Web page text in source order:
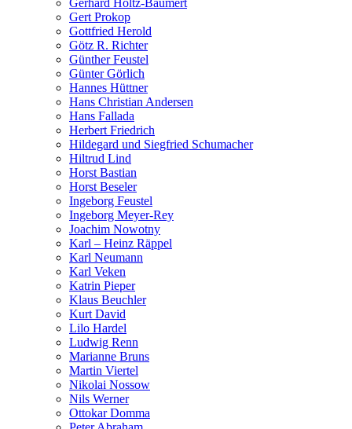
Gerhard Holtz-Baumert
Gert Prokop
Gottfried Herold
Götz R. Richter
Günther Feustel
Günter Görlich
Hannes Hüttner
Hans Christian Andersen
Hans Fallada
Herbert Friedrich
Hildegard und Siegfried Schumacher
Hiltrud Lind
Horst Bastian
Horst Beseler
Ingeborg Feustel
Ingeborg Meyer-Rey
Joachim Nowotny
Karl – Heinz Räppel
Karl Neumann
Karl Veken
Katrin Pieper
Klaus Beuchler
Kurt David
Lilo Hardel
Ludwig Renn
Marianne Bruns
Martin Viertel
Nikolai Nossow
Nils Werner
Ottokar Domma